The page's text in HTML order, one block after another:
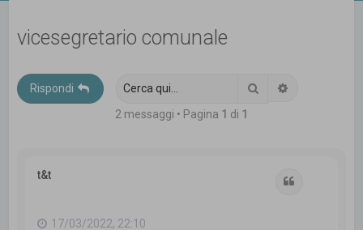
vicesegretario comunale
Rispondi Cerca
2 messaggi • Pagina 1 di 1
t&t
17/03/2022, 22:10